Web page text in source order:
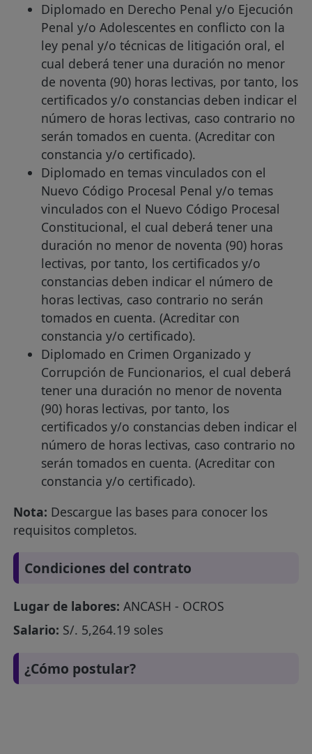
Diplomado en Derecho Penal y/o Ejecución
Penal y/o Adolescentes en conflicto con la
ley penal y/o técnicas de litigación oral, el
cual deberá tener una duración no menor
de noventa (90) horas lectivas, por tanto, los
certificados y/o constancias deben indicar el
número de horas lectivas, caso contrario no
serán tomados en cuenta. (Acreditar con
constancia y/o certificado).
Diplomado en temas vinculados con el
Nuevo Código Procesal Penal y/o temas
vinculados con el Nuevo Código Procesal
Constitucional, el cual deberá tener una
duración no menor de noventa (90) horas
lectivas, por tanto, los certificados y/o
constancias deben indicar el número de
horas lectivas, caso contrario no serán
tomados en cuenta. (Acreditar con
constancia y/o certificado).
Diplomado en Crimen Organizado y
Corrupción de Funcionarios, el cual deberá
tener una duración no menor de noventa
(90) horas lectivas, por tanto, los
certificados y/o constancias deben indicar el
número de horas lectivas, caso contrario no
serán tomados en cuenta. (Acreditar con
constancia y/o certificado).
Nota: Descargue las bases para conocer los
requisitos completos.
Condiciones del contrato
Lugar de labores: ANCASH - OCROS
Salario: S/. 5,264.19 soles
¿Cómo postular?